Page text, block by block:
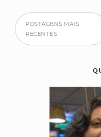
POSTAGENS MAIS
RECENTES